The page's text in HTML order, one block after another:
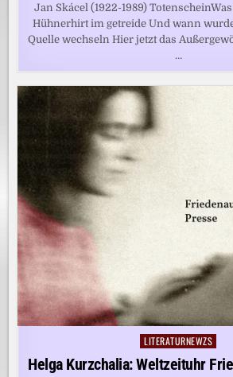
Jan Skácel (1922-1989)
Hühnerhirt im getreide Und wann
Quelle wechseln Hier jetzt das
…
Posted
in
LITERATURNEWZS
Helga Kurzchalia: Weltzeituhr